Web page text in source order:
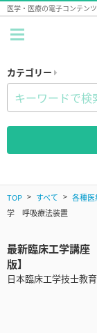
医学・医療の電子コンテン
カテゴリー
TOP すべて 各種医
学 呼吸療法装置
最新臨床工学講
版】
日本臨床工学技士教